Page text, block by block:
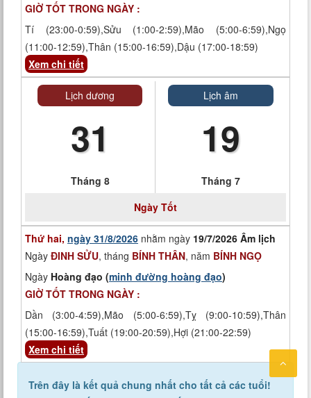
GIỜ TỐT TRONG NGÀY :
Tí (23:00-0:59),Sửu (1:00-2:59),Mão (5:00-6:59),Ngọ
(11:00-12:59),Thân (15:00-16:59),Dậu (17:00-18:59)
Xem chi tiết
Lịch dương
31
Tháng 8
Lịch âm
19
Tháng 7
Ngày Tốt
Thứ hai, ngày 31/8/2026 nhằm ngày 19/7/2026 Âm lịch
Ngày ĐINH SỬU, tháng BÍNH THÂN, năm BÍNH NGỌ
Ngày Hoàng đạo (minh đường hoàng đạo)
GIỜ TỐT TRONG NGÀY :
Dần (3:00-4:59),Mão (5:00-6:59),Tỵ (9:00-10:59),Thân
(15:00-16:59),Tuất (19:00-20:59),Hợi (21:00-22:59)
Xem chi tiết
Trên đây là kết quả chung nhất cho tất cả các tuổi!